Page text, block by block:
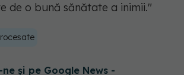
de o bună sănătate a inimii."
și pe Google News -